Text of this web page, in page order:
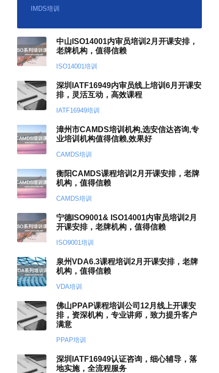
IMDS培训
中山ISO14001内审员培训2月开课安排，
老牌机构，值得信赖
ISO14001培训
深圳IATF16949内审员线上培训6月开课安
排，灵活互动，高效课程
IATF16949培训
漳州市CAMDS培训机构,选安信达咨询,专
业培训机构值得信赖,效果好
CAMDS培训
衡阳CAMDS课程培训2月开课安排，老牌
机构，值得信赖
CAMDS培训
宁德ISO9001& ISO14001内审员培训2月
开课安排，老牌机构，值得信赖
ISO9001培训
泉州VDA6.3课程培训2月开课安排，老牌
机构，值得信赖
VDA培训
佛山PPAP课程培训公司12月线上开课安
排，资深机构，专业讲师，致力提升客户
满意
PPAP培训
深圳IATF16949认证咨询，细心辅导，落
地实施，全流程服务